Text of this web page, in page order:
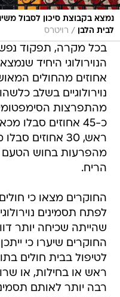
נמצא בקבוצת סיכון לסבול
לבית הלבן
/ רויטרס
בכל מקרה, תפקוד
אחוזים מהחולים
נוירולוגיים בשלב
מהתפרצות
הריח.
החוקרים מצאו כי חולים
לפתח תסמינים
שהייתה שכיחה יותר
החוקרים שיערו כי
לטיפול בבית חולים
ראש או בחילות, או
רבה יותר לאותם